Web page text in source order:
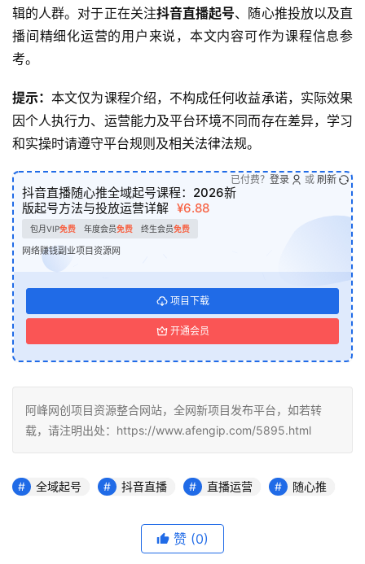
辑的人群。对于正在关注抖音直播起号、随心推投放以及直
播间精细化运营的用户来说，本文内容可作为课程信息参
考。
提示：本文仅为课程介绍，不构成任何收益承诺，实际效果
因个人执行力、运营能力及平台环境不同而存在差异，学习
和实操时请遵守平台规则及相关法律法规。
抖音直播随心推全域起号课程：2026新
版起号方法与投放运营详解 ¥6.88
包月VIP免费 年度会员免费 终生会员免费
网络赚钱副业项目资源网
项目下载
开通会员
已付费？ 登录 或 刷新
阿峰网创项目资源整合网站，全网新项目发布平台，如若转
载，请注明出处：https://www.afengip.com/5895.html
全域起号 抖音直播 直播运营 随心推
赞 (0)